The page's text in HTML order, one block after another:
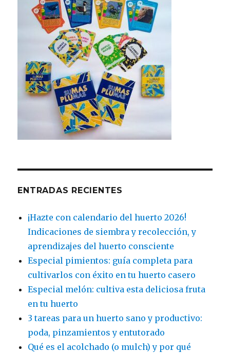
ENTRADAS RECIENTES
¡Hazte con calendario del huerto 2026!
Indicaciones de siembra y recolección, y
aprendizajes del huerto consciente
Especial pimientos: guía completa para
cultivarlos con éxito en tu huerto casero
Especial melón: cultiva esta deliciosa fruta
en tu huerto
3 tareas para un huerto sano y productivo:
poda, pinzamientos y entutorado
Qué es el acolchado (o mulch) y por qué